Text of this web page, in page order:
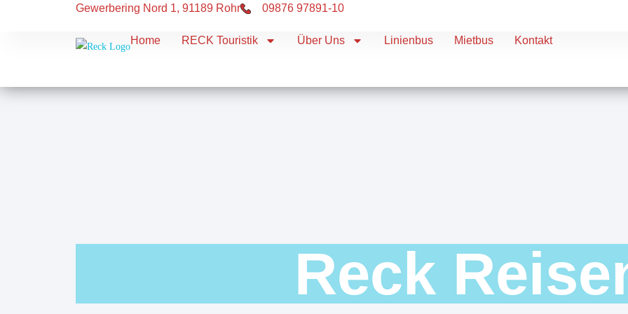
Gewerbering Nord 1, 91189 Rohr 09876 97891-10
Home RECK Touristik Über Uns Linienbus Mietbus Kontakt
Reck